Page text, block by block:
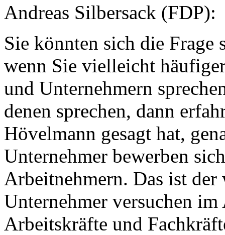
Andreas Silbersack (FDP):
Sie könnten sich die Frage
wenn Sie vielleicht
und Unternehmern
denen sprechen, dann
Hövelmann gesagt hat,
Unternehmer bewerben
Arbeitnehmern. Das ist
Unternehmer versuchen
Arbeitskräfte und